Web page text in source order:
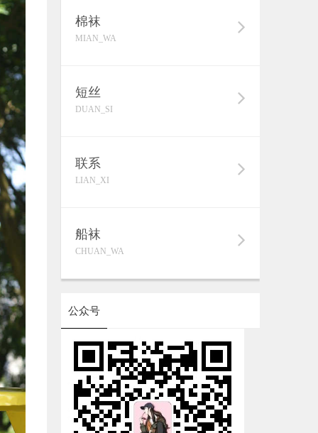
棉袜
MIAN_WA
短丝
DUAN_SI
联系
LIAN_XI
船袜
CHUAN_WA
公众号